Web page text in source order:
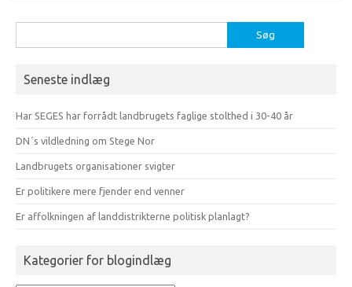
efter:
Seneste indlæg
Har SEGES har forrådt landbrugets faglige stolthed i 30-40 år
DN´s vildledning om Stege Nor
Landbrugets organisationer svigter
Er politikere mere fjender end venner
Er affolkningen af landdistrikterne politisk planlagt?
Kategorier for blogindlæg